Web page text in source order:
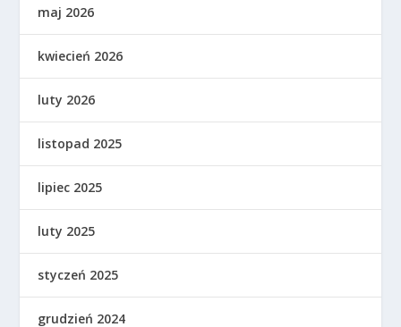
maj 2026
kwiecień 2026
luty 2026
listopad 2025
lipiec 2025
luty 2025
styczeń 2025
grudzień 2024